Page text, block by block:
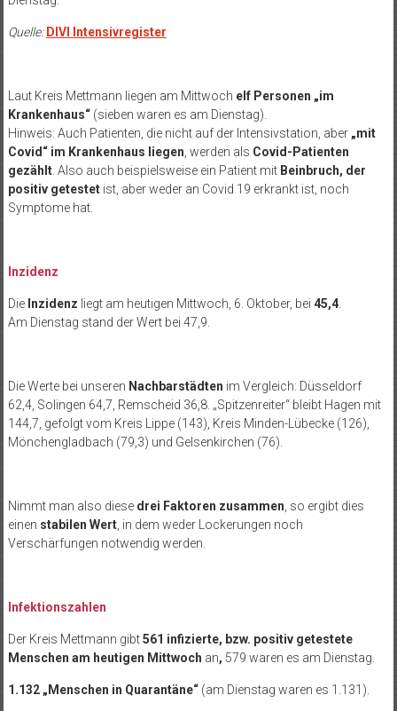
Quelle: DIVI Intensivregister
Laut Kreis Mettmann liegen am Mittwoch elf Personen „im
Krankenhaus“ (sieben waren es am Dienstag).
Hinweis: Auch Patienten, die nicht auf der Intensivstation, aber „mit
Covid“ im Krankenhaus liegen , werden als Covid-Patienten
gezählt. Also auch beispielsweise ein Patient mit Beinbruch, der
positiv getestetist, aber weder an Covid 19 erkrankt ist, noch
Symptome hat.
Inzidenz
Die Inzidenz liegt am heutigen Mittwoch, 6. Oktober, bei 45,4.
Am Dienstag stand der Wert bei 47,9.
Die Werte bei unseren Nachbarstädten im Vergleich: Düsseldorf
62,4, Solingen 64,7, Remscheid 36,8. „Spitzenreiter“ bleibt Hagen mit
144,7, gefolgt vom Kreis Lippe (143), Kreis Minden-Lübecke (126),
Mönchengladbach (79,3) und Gelsenkirchen (76).
Nimmt man also diese drei Faktoren zusammen , so ergibt dies
einen stabilen Wert, in dem weder Lockerungen noch
Verschärfungen notwendig werden.
Infektionszahlen
Der Kreis Mettmann gibt561 infizierte, bzw. positiv getestete
Menschen am heutigen Mittwoch an, 579 waren es am Dienstag.
1.132 „Menschen in Quarantäne“ (am Dienstag waren es 1.131).